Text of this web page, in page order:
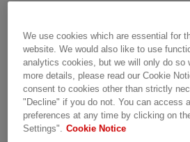
전기차를 위한 전력연동망
grid) 준비
고급 클라우드 기반 성능과
파워스토어(PowerStoreTM
장 시스템의 유연한 설계 개
We use cookies which are essential for
website. We would also like to use
analytics cookies, but we will only do so
more details, please read our Cookie
consent to cookies other than strictly
"Decline" if you do not. You can access
preferences at any time by clicking on
Settings". Cookie Notice